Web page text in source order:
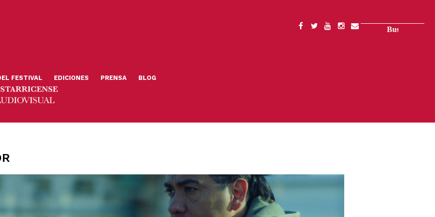
SOCIAL
FESTIVAL EDICIONES PRENSA BLOG